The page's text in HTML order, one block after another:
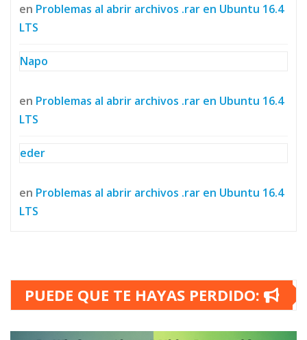
en Problemas al abrir archivos .rar en Ubuntu 16.4
LTS
Napo
en Problemas al abrir archivos .rar en Ubuntu 16.4
LTS
eder
en Problemas al abrir archivos .rar en Ubuntu 16.4
LTS
PUEDE QUE TE HAYAS PERDIDO: